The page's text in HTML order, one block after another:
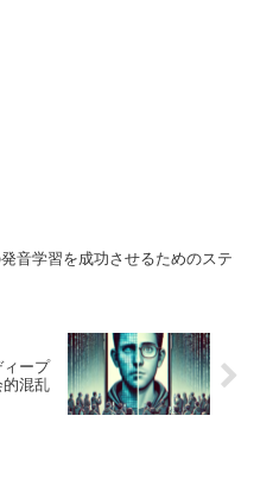
音学習を成功させるためのステ
ィープ
的混乱